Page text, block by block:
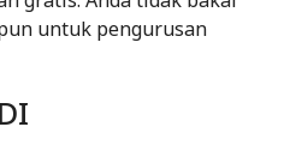
untuk pengurusan